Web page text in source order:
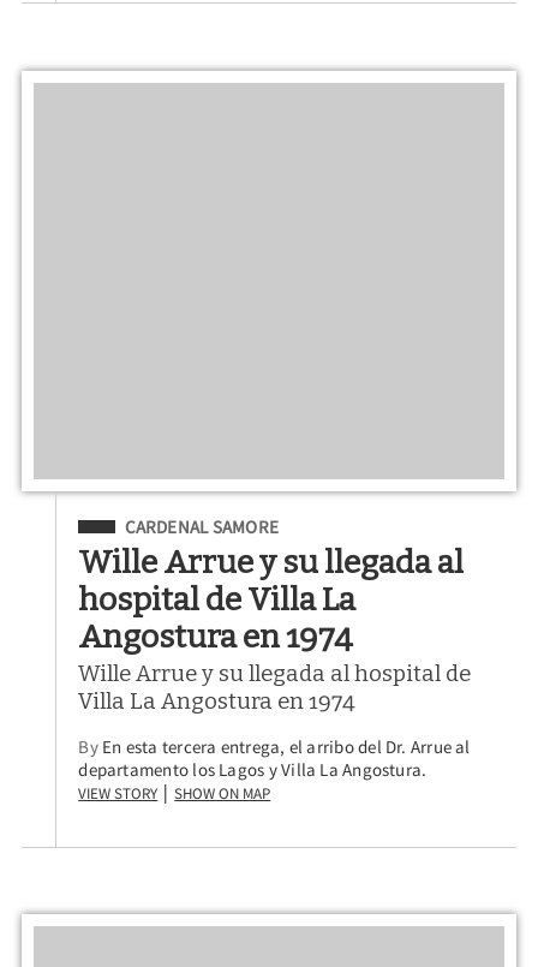
Filed Under
CARDENAL SAMORE
Wille Arrue y su llegada al
hospital de Villa La
Angostura en 1974
Wille Arrue y su llegada al hospital de
Villa La Angostura en 1974
By En esta tercera entrega, el arribo del Dr. Arrue al
departamento los Lagos y Villa La Angostura.
View Story | Show on Map